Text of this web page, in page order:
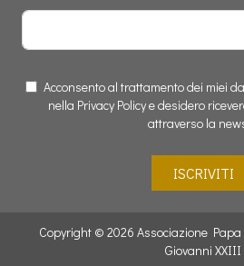
Acconsento al trattamento dei miei
nella Privacy Policy e desidero
attraverso la
ISCRIVITI
Copyright © 2026 Associazione
Giovanni XXIII